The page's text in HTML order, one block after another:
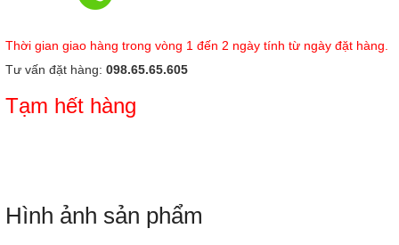
Thời gian giao hàng trong vòng 1 đến 2 ngày tính từ ngày đặt hàng.
Tư vấn đặt hàng: 098.65.65.605
Tạm hết hàng
Hình ảnh sản phẩm